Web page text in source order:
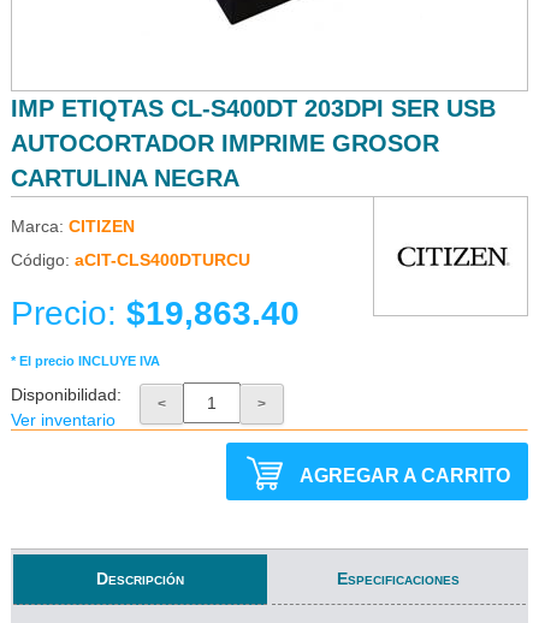
IMP ETIQTAS CL-S400DT 203DPI SER USB
AUTOCORTADOR IMPRIME GROSOR
CARTULINA NEGRA
Marca: CITIZEN
Código: aCIT-CLS400DTURCU
Precio: $19,863.40
* El precio INCLUYE IVA
Disponibilidad:
Ver inventario
< >
AGREGAR A CARRITO
Descripción Especificaciones